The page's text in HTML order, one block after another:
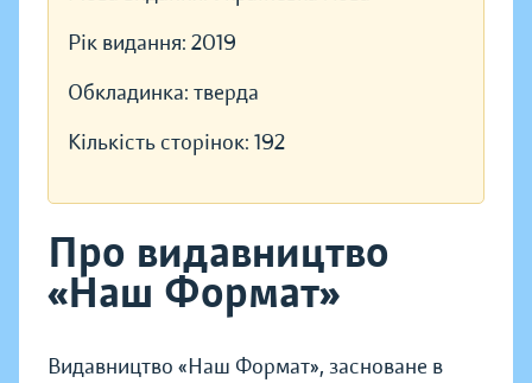
Рік видання: 2019
Обкладинка: тверда
Кількість сторінок: 192
Про видавництво
«Наш Формат»
Видавництво «Наш Формат», засноване в